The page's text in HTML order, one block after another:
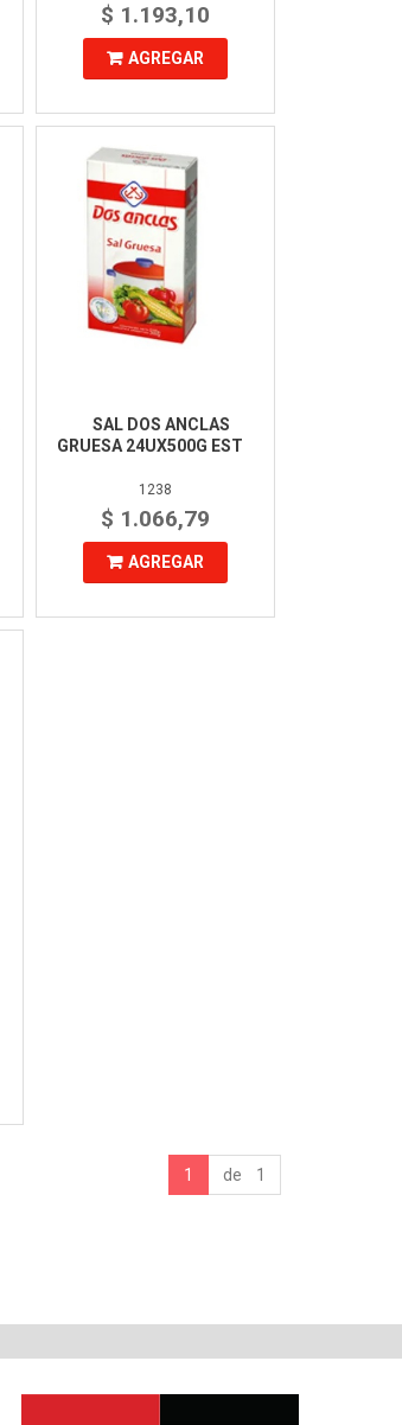
$ 1.193,10
AGREGAR
SAL DOS ANCLAS
GRUESA 24UX500G EST
1238
$ 1.066,79
AGREGAR
1 de 1